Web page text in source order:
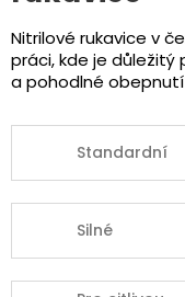
Nitrilové rukavice v
práci, kde je důležitý
a pohodlné obepnutí
Standardní
Silné